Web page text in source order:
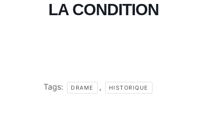
LA CONDITION
Tags: DRAME , HISTORIQUE